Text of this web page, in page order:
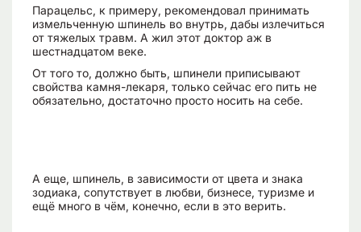
Парацельс, к примеру, рекомендовал принимать
измельченную шпинель во внутрь, дабы излечиться
от тяжелых травм. А жил этот доктор аж в
шестнадцатом веке.
От того то, должно быть, шпинели приписывают
свойства камня-лекаря, только сейчас его пить не
обязательно, достаточно просто носить на себе.
А еще, шпинель, в зависимости от цвета и знака
зодиака, сопутствует в любви, бизнесе, туризме и
ещё много в чём, конечно, если в это верить.